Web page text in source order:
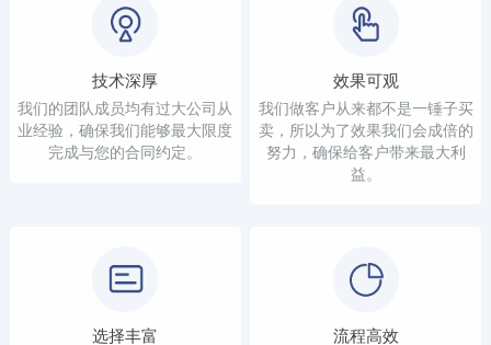
技术深厚
我们的团队成员均有过大公司从
业经验，确保我们能够最大限度
完成与您的合同约定。
效果可观
我们做客户从来都不是一锤子买
卖，所以为了效果我们会成倍的
努力，确保给客户带来最大利
益。
选择丰富 流程高效